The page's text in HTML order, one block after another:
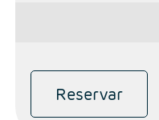
Reservar